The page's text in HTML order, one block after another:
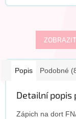
doporučujeme
Popis Podobné
Detailní popis
Zápich na dort